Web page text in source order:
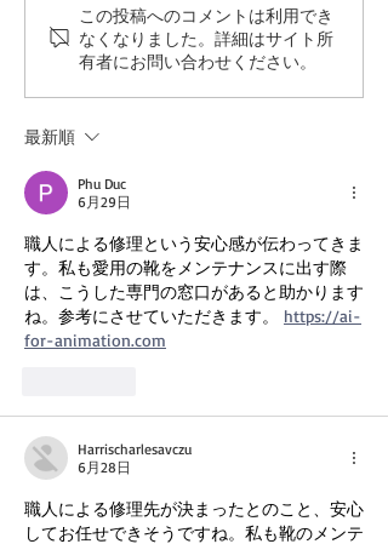
42ND ROYAL HIGHLAND
代官山店 銀座店 閉店いた
しました
この投稿へのコメントは利用でき
なくなりました。詳細はサイト所
有者にお問い合わせください。
最新順
Phu Duc
6月29日
職人による修理という安心感が伝わってきま
す。私も愛用の靴をメンテナンスに出す際
は、こうした専門の窓口があると助かります
ね。参考にさせていただきます。 https://ai-
for-animation.com
Harrischarlesavczu
6月28日
職人による修理先が決まったとのこと、安心
してお任せできそうですね。私も靴のメンテ